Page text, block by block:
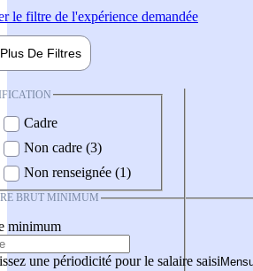
le filtre de l'expérience demandée
Plus De Filtres
Cadre
Non cadre (3)
Non renseignée (1)
BRUT MINIMUM
minimum
une périodicité pour le salaire saisi